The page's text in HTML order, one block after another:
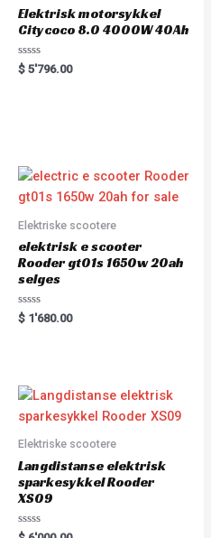
Elektrisk motorsykkel
Citycoco 8.0 4000W 40Ah
R
a
o
f
$ 5'796.00
Elektriske scootere
elektrisk e scooter
Rooder gt01s 1650w 20ah
selges
R
a
u
t
o
f
$ 1'680.00
Elektriske scootere
Langdistanse elektrisk
sparkesykkel Rooder
XS09
R